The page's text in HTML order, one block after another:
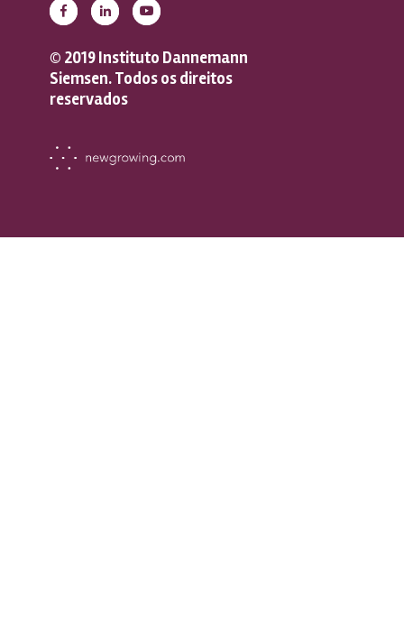
© 2019 Instituto Dannemann
Siemsen. Todos os direitos
reservados